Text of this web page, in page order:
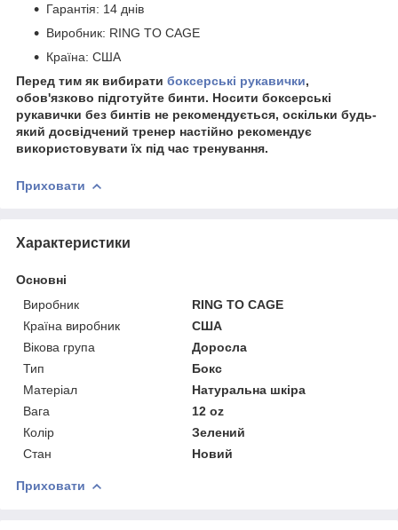
Гарантія: 14 днів
Виробник: RING TO CAGE
Країна: США
Перед тим як вибирати боксерські рукавички,
обов'язково підготуйте бинти. Носити боксерські
рукавички без бинтів не рекомендується, оскільки будь-
який досвідчений тренер настійно рекомендує
використовувати їх під час тренування.
Приховати
Характеристики
Основні
Виробник
RING TO CAGE
Країна виробник
США
Вікова група
Доросла
Тип
Бокс
Матеріал
Натуральна шкіра
Вага
12 oz
Колір
Зелений
Стан
Новий
Приховати